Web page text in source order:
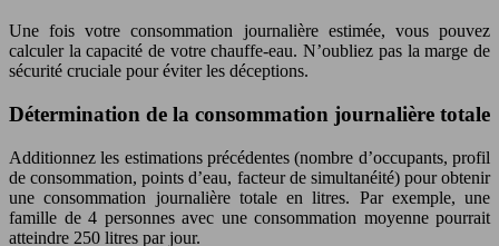
Une fois votre consommation journalière estimée, vous pouvez
calculer la capacité de votre chauffe-eau. N’oubliez pas la marge de
sécurité cruciale pour éviter les déceptions.
Détermination de la consommation journalière totale
Additionnez les estimations précédentes (nombre d’occupants, profil
de consommation, points d’eau, facteur de simultanéité) pour obtenir
une consommation journalière totale en litres. Par exemple, une
famille de 4 personnes avec une consommation moyenne pourrait
atteindre 250 litres par jour.